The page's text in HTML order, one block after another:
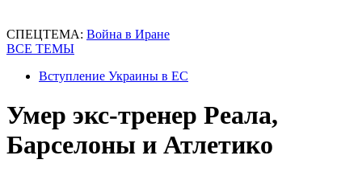
СПЕЦТЕМА: Война в Иране
ВСЕ ТЕМЫ
Вступление Украины в ЕС
Умер экс-тренер Реала,
Барселоны и Атлетико